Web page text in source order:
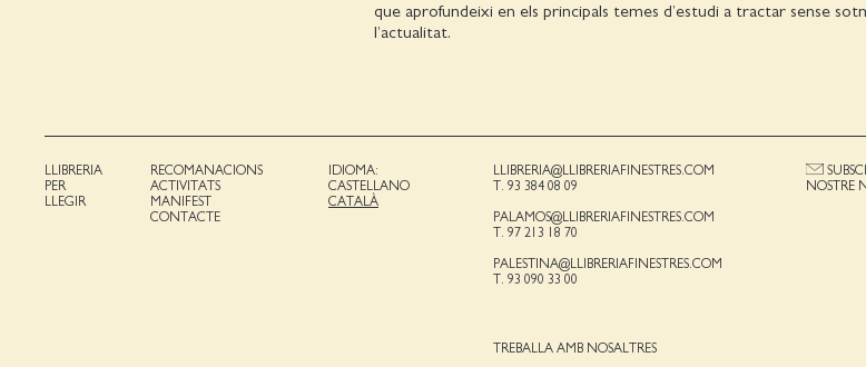
que aprofundeixi en els principals temes d’estudi a tractar sense
l’actualitat.
LLIBRERIA
PER
LLEGIR
RECOMANACIONS
ACTIVITATS
MANIFEST
CONTACTE
IDIOMA:
CASTELLANO
CATALÀ
LLIBRERIA@LLIBRERIAFINESTRES.COM
T. 93 384 08 09
PALAMOS@LLIBRERIAFINESTRES.COM
T. 97 213 18 70
PALESTINA@LLIBRERIAFINESTRES.COM
T. 93 090 33 00
TREBALLA AMB NOSALTRES
NOSTRE